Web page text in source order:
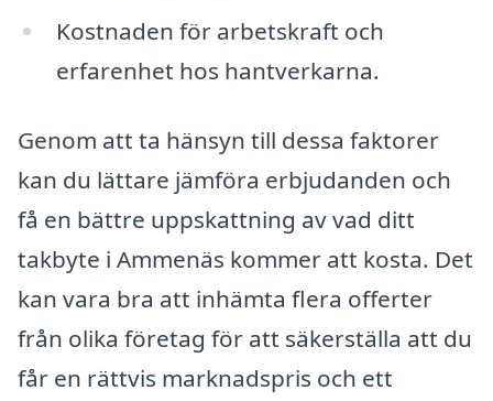
Kostnaden för arbetskraft och
erfarenhet hos hantverkarna.
Genom att ta hänsyn till dessa faktorer
kan du lättare jämföra erbjudanden och
få en bättre uppskattning av vad ditt
takbyte i Ammenäs kommer att kosta. Det
kan vara bra att inhämta flera offerter
från olika företag för att säkerställa att du
får en rättvis marknadspris och ett